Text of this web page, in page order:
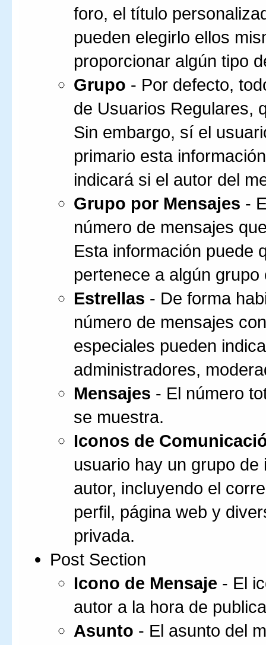
foro, el título
pueden elegirlo ellos
proporcionar algún tipo
Grupo - Por defecto,
de Usuarios Regulares,
Sin embargo, sí el
primario esta
indicará si el autor del
Grupo por Mensajes -
número de mensajes
Esta información puede
pertenece a algún grupo
Estrellas - De forma
número de mensajes
especiales pueden
administradores,
Mensajes - El número
se muestra.
Iconos de
usuario hay un grupo
autor, incluyendo el
perfil, página web y
privada.
Post Section
Icono de Mensaje - El
autor a la hora de
Asunto - El asunto del